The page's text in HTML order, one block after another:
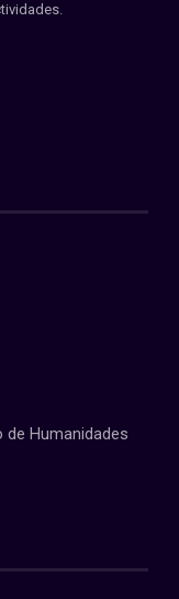
Humanidades